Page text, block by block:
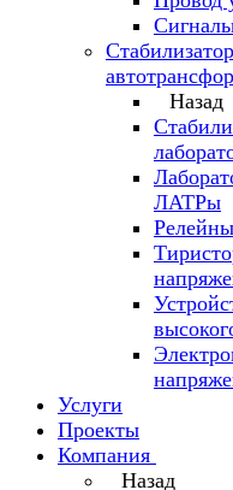
Назад
ЛАТРы
Услуги
Проекты
Компания
Назад